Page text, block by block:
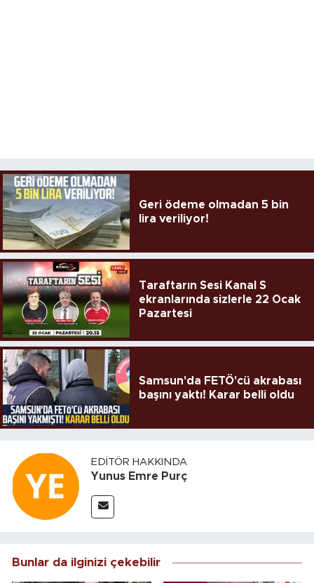
Geri ödeme olmadan 5 bin
lira veriliyor!
Taraftarın Sesi Kanal S
ekranlarında sizlerle 22 Ocak
Pazartesi
Samsun'da FETÖ'cü akrabası
başını yaktı! Karar belli oldu
EDITÖR HAKKINDA
Yunus Emre Purç
Bunlar da ilginizi çekebilir